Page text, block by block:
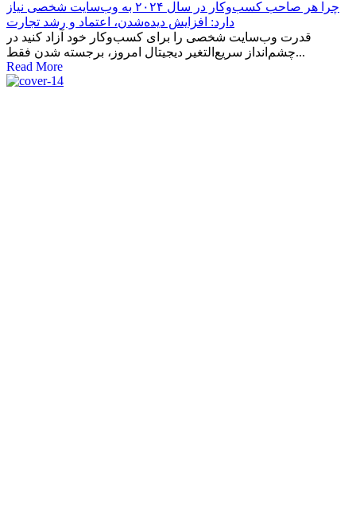
چرا هر صاحب کسب‌وکار در سال ۲۰۲۴ به وب‌سایت شخصی نیاز
دارد: افزایش دیده‌شدن، اعتماد و رشد تجارت
قدرت وب‌سایت شخصی را برای کسب‌وکار خود آزاد کنید در
چشم‌انداز سریع‌التغیر دیجیتال امروز، برجسته شدن فقط...
Read More